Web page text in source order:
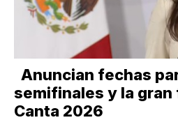
Anuncian fechas
semifinales y la gran
Canta 2026